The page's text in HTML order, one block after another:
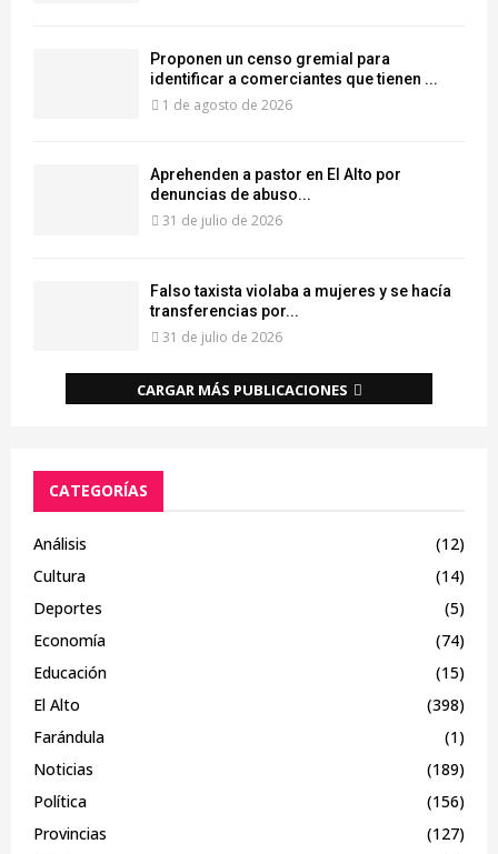
Proponen un censo gremial para
identificar a comerciantes que tienen ...
1 de agosto de 2026
Aprehenden a pastor en El Alto por
denuncias de abuso...
31 de julio de 2026
Falso taxista violaba a mujeres y se hacía
transferencias por...
31 de julio de 2026
CARGAR MÁS PUBLICACIONES
CATEGORÍAS
Análisis
(12)
Cultura
(14)
Deportes
(5)
Economía
(74)
Educación
(15)
El Alto
(398)
Farándula
(1)
Noticias
(189)
Política
(156)
Provincias
(127)